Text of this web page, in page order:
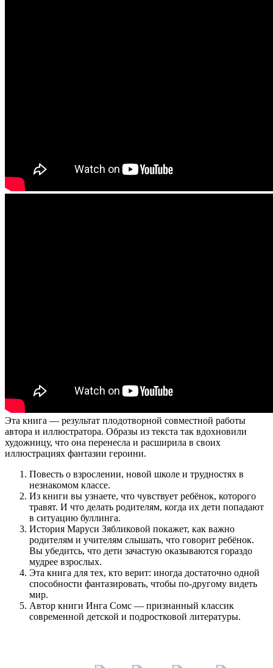
Эта книга — результат плодотворной совместной работы
автора и иллюстратора. Образы из текста так вдохновили
художницу, что она перенесла и расширила в своих
иллюстрациях фантазии героини.
Повесть о взрослении, новой школе и трудностях в
незнакомом классе.
Из книги вы узнаете, что чувствует ребёнок, которого
травят. И что делать родителям, когда их дети попадают
в ситуацию буллинга.
История Маруси Зябликовой покажет, как важно
родителям и учителям слышать, что говорит ребёнок.
Вы убедитсь, что дети зачастую оказываются гораздо
мудрее взрослых.
Эта книга для тех, кто верит: иногда достаточно одной
способности фантазировать, чтобы по-другому видеть
мир.
Автор книги Инга Сомс — признанный классик
современной детской и подростковой литературы.